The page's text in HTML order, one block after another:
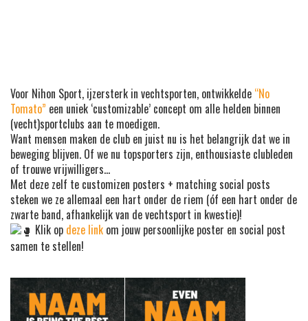
Voor Nihon Sport, ijzersterk in vechtsporten, ontwikkelde “No
Tomato” een uniek ‘customizable’ concept om alle helden binnen
(vecht)sportclubs aan te moedigen.
Want mensen maken de club en juist nu is het belangrijk dat we in
beweging blijven. Of we nu topsporters zijn, enthousiaste clubleden
of trouwe vrijwilligers…
Met deze zelf te customizen posters + matching social posts
steken we ze allemaal een hart onder de riem (óf een hart onder de
zwarte band, afhankelijk van de vechtsport in kwestie)!
Klik op deze link om jouw persoonlijke poster en social post
samen te stellen!